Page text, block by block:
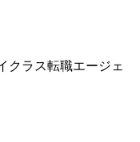
クラス転職エージェ